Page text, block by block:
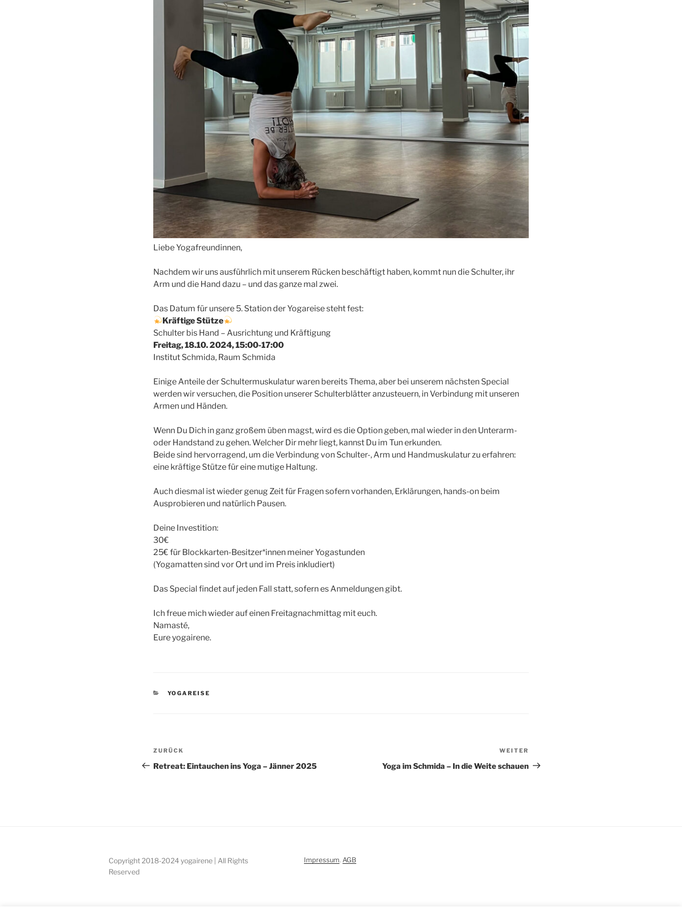
Liebe Yogafreundinnen,
Nachdem wir uns ausführlich mit unserem Rücken beschäftigt haben, kommt nun die Schulter, ihr
Arm und die Hand dazu – und das ganze mal zwei.
Das Datum für unsere 5. Station der Yogareise steht fest:
Kräftige Stütze
Schulter bis Hand – Ausrichtung und Kräftigung
Freitag, 18.10. 2024, 15:00-17:00
Institut Schmida, Raum Schmida
Einige Anteile der Schultermuskulatur waren bereits Thema, aber bei unserem nächsten Special
werden wir versuchen, die Position unserer Schulterblätter anzusteuern, in Verbindung mit unseren
Armen und Händen.
Wenn Du Dich in ganz großem üben magst, wird es die Option geben, mal wieder in den Unterarm-
oder Handstand zu gehen. Welcher Dir mehr liegt, kannst Du im Tun erkunden.
Beide sind hervorragend, um die Verbindung von Schulter-, Arm und Handmuskulatur zu erfahren:
eine kräftige Stütze für eine mutige Haltung.
Auch diesmal ist wieder genug Zeit für Fragen sofern vorhanden, Erklärungen, hands-on beim
Ausprobieren und natürlich Pausen.
Deine Investition:
30€
25€ für Blockkarten-Besitzer*innen meiner Yogastunden
(Yogamatten sind vor Ort und im Preis inkludiert)
Das Special findet auf jeden Fall statt, sofern es Anmeldungen gibt.
Ich freue mich wieder auf einen Freitagnachmittag mit euch.
Namasté,
Eure yogairene.
KATEGORIEN
YOGAREISE
Beitragsnavigation
Vorheriger
Beitrag
ZURÜCK
Retreat: Eintauchen ins Yoga – Jänner 2025
Beitrag
WEITER
Yoga im Schmida – In die Weite schauen
Copyright 2018-2024 yogairene | All Rights
Reserved
Impressum. AGB